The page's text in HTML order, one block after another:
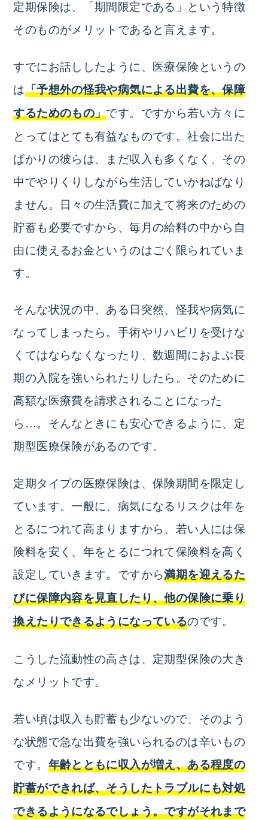
定期保険は、「期間限定である」という特徴
そのものがメリットであると言えます。
すでにお話ししたように、医療保険というの
は「予想外の怪我や病気による出費を、保障
するためのもの」です。ですから若い方々に
とってはとても有益なものです。社会に出た
ばかりの彼らは、まだ収入も多くなく、その
中でやりくりしながら生活していかねばなり
ません。日々の生活費に加えて将来のための
貯蓄も必要ですから、毎月の給料の中から自
由に使えるお金というのはごく限られていま
す。
そんな状況の中、ある日突然、怪我や病気に
なってしまったら。手術やリハビリを受けな
くてはならなくなったり、数週間におよぶ長
期の入院を強いられたりしたら。そのために
高額な医療費を請求されることになった
ら…。そんなときにも安心できるように、定
期型医療保険があるのです。
定期タイプの医療保険は、保険期間を限定し
ています。一般に、病気になるリスクは年を
とるにつれて高まりますから、若い人には保
険料を安く、年をとるにつれて保険料を高く
設定していきます。ですから満期を迎えるた
びに保障内容を見直したり、他の保険に乗り
換えたりできるようになっているのです。
こうした流動性の高さは、定期型保険の大き
なメリットです。
若い頃は収入も貯蓄も少ないので、そのよう
な状態で急な出費を強いられるのは辛いもの
です。 年齢とともに収入が増え、ある程度の
貯蓄ができれば、そうしたトラブルにも対処
できるようになるでしょう。ですがそれまで